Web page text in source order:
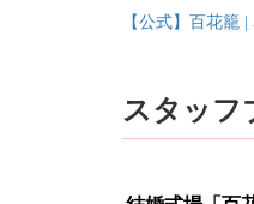
【公式】百花籠
スタッフ